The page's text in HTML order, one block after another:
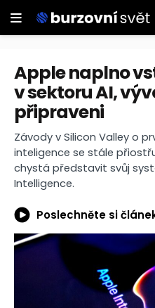
Apple naplno
v sektoru AI,
připraveni
Závody v Silicon Valley o
inteligence se stále
chystá představit svůj
Intelligence.
Poslechněte si